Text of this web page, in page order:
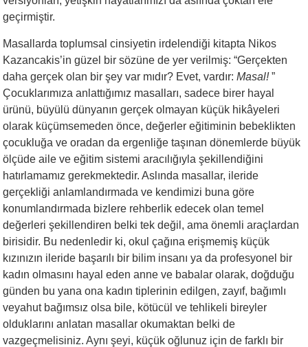
geçirmiştir.
Masallarda toplumsal cinsiyetin irdelendiği kitapta Nikos
Kazancakis’in güzel bir sözüne de yer verilmiş: “Gerçekten
daha gerçek olan bir şey var mıdır? Evet, vardır:Masal!”
Çocuklarımıza anlattığımız masalları, sadece birer hayal
ürünü, büyülü dünyanın gerçek olmayan küçük hikâyeleri
olarak küçümsemeden önce, değerler eğitiminin bebeklikten
çocukluğa ve oradan da ergenliğe taşınan dönemlerde büyük
ölçüde aile ve eğitim sistemi aracılığıyla şekillendiğini
hatırlamamız gerekmektedir. Aslında masallar, ileride
gerçekliği anlamlandırmada ve kendimizi buna göre
konumlandırmada bizlere rehberlik edecek olan temel
değerleri şekillendiren belki tek değil, ama önemli araçlardan
birisidir. Bu nedenledir ki, okul çağına erişmemiş küçük
kızınızın ileride başarılı bir bilim insanı ya da profesyonel bir
kadın olmasını hayal eden anne ve babalar olarak, doğduğu
günden bu yana ona kadın tiplerinin edilgen, zayıf, bağımlı
veyahut bağımsız olsa bile, kötücül ve tehlikeli bireyler
olduklarını anlatan masallar okumaktan belki de
vazgeçmelisiniz. Aynı şeyi, küçük oğlunuz için de farklı bir